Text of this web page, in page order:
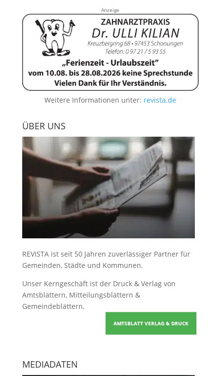
Anzeige
Weitere Informationen unter: revista.de
ÜBER UNS
REVISTA ist seit 50 Jahren zuverlässiger Partner für
Gemeinden, Städte und Kommunen.
Unser Kerngeschäft ist der Druck & Verlag von
Amtsblättern, Mitteilungsblättern &
Gemeindeblättern.
AMTSBLATT VERLAG & DRUCK
MEDIADATEN